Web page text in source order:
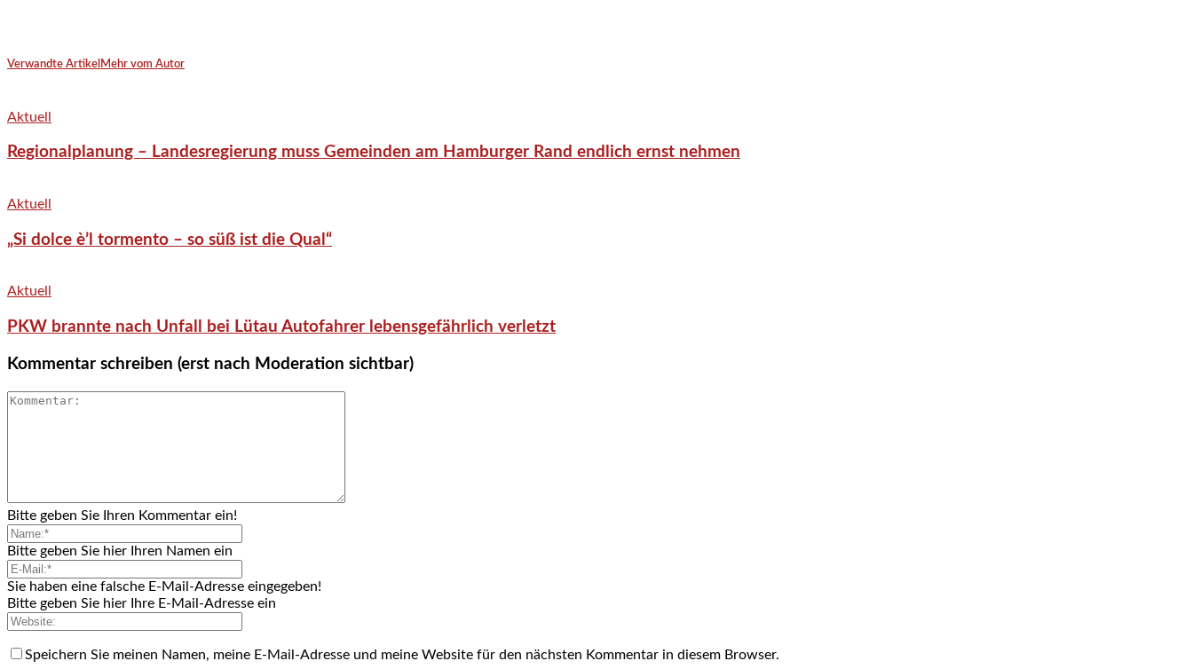
Verwandte Artikel Mehr vom Autor
Aktuell
Regionalplanung – Landesregierung muss Gemeinden am Hamburger Rand endlich ernst nehmen
Aktuell
„Si dolce è’l tormento – so süß ist die Qual“
Aktuell
PKW brannte nach Unfall bei Lütau Autofahrer lebensgefährlich verletzt
Kommentar schreiben (erst nach Moderation sichtbar)
Bitte geben Sie Ihren Kommentar ein!
Bitte geben Sie hier Ihren Namen ein
Sie haben eine falsche E-Mail-Adresse eingegeben!
Bitte geben Sie hier Ihre E-Mail-Adresse ein
Speichern Sie meinen Namen, meine E-Mail-Adresse und meine Website für den nächsten Kommentar in diesem Browser.